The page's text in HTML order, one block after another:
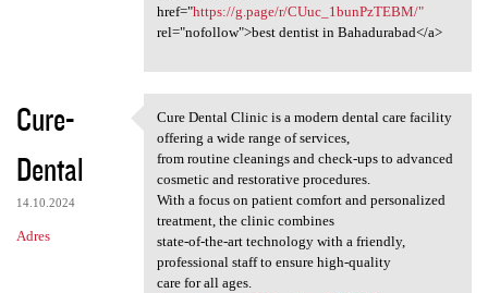
href="https://g.page/r/CUuc_1bunPzTEBM/"
rel="nofollow">best dentist in Bahadurabad</a>
Cure-
Dental
14.10.2024
Adres
Cure Dental Clinic is a
Cure Dental Clinic is a modern dental care facility
offering a wide range of services,
from routine cleanings and check-ups to advanced
cosmetic and restorative procedures.
With a focus on patient comfort and personalized
treatment, the clinic combines
state-of-the-art technology with a friendly,
professional staff to ensure high-quality
care for all ages.